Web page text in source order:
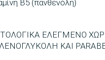
B5 (πανθενόλη)
ΕΛΕΓΜΕΝΟ
ΚΑΙ